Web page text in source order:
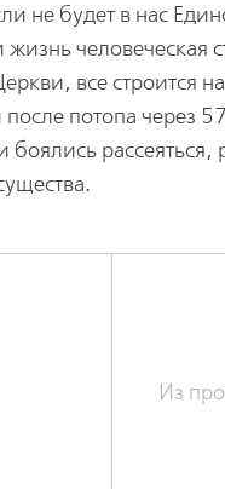
не будет в нас
жизнь человеческая
все строится
потопа через
рассеяться,
Из